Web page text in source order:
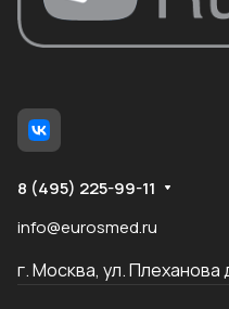
8 (495) 225-99-11
info@eurosmed.ru
г. Москва, ул. Плеханова